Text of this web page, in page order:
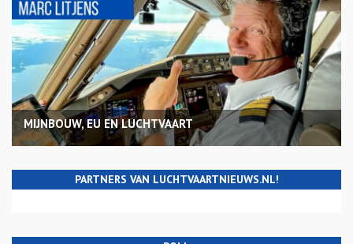
MIJNBOUW, EU EN LUCHTVAART
PARTNERS VAN LUCHTVAARTNIEUWS.NL!